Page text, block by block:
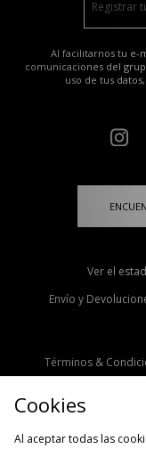
Al facilitarnos tu e-
comunicaciones del
uso de tus
Ver el
Envío y
Términos &
Cookies
Al aceptar todas las